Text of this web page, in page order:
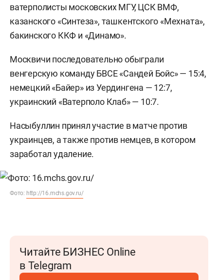
ватерполисты московских МГУ, ЦСК ВМФ,
казанского «Синтеза», ташкентского «Мехната»,
бакинского ККФ и «Динамо».
Москвичи последовательно обыграли
венгерскую команду БВСЕ «Сандей Бойс» — 15:4,
немецкий «Байер» из Уердингена — 12:7,
украинский «Ватерполо Клаб» — 10:7.
Насыбуллин принял участие в матче против
украинцев, а также против немцев, в котором
заработал удаление.
Фото: http://16.mchs.gov.ru/
Читайте БИЗНЕС Online
в Telegram